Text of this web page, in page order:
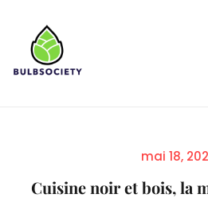
content
mai 18,
Cuisine noir et bois, la